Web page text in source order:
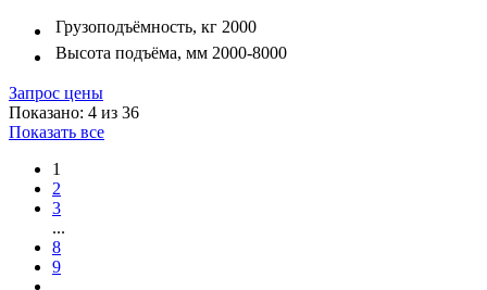
Грузоподъёмность, кг 2000
Высота подъёма, мм 2000-8000
Запрос цены
Показано: 4 из 36
Показать все
1
2
3
...
8
9